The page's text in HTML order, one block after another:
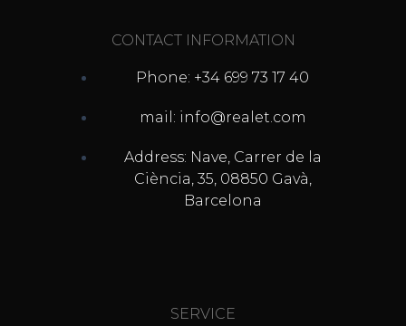
CONTACT INFORMATION
Phone: +34 699 73 17 40
mail: info@realet.com
Address: Nave, Carrer de la
Ciència, 35, 08850 Gavà,
Barcelona
SERVICE